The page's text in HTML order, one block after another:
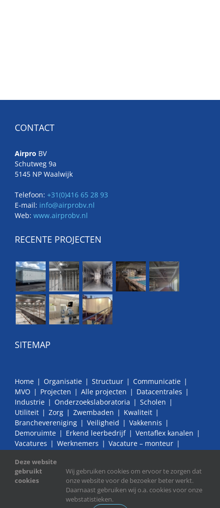
CONTACT
Airpro BV
Schutweg 9a
5145 NP Waalwijk
Telefoon: +31(0)416 65 28 93
E-mail: info@airprobv.nl
Web: www.airprobv.nl
RECENTE PROJECTEN
SITEMAP
Home Organisatie Structuur
Communicatie
MVO
Projecten Alle projecten
Datacentrales
Industrie
Onderzoekslaboratoria
Scholen
Utiliteit
Zorg Zwembaden
Kwaliteit
Branchevereniging
Veiligheid
Vakkennis
Demoruimte
Erkend leerbedrijf
Ventaflex kanalen
Vacatures
Werknemers
Vacature – monteur
Contact
Deze website
gebruikt
cookies
Wij gebruiken cookies om ervoor te zorgen dat
onze website voor de bezoeker beter werkt.
Daarnaast gebruiken wij o.a. cookies voor onze
webstatistieken.